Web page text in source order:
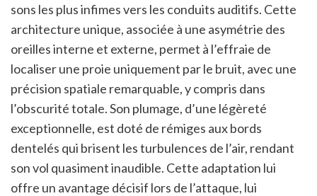
sons les plus infimes vers les conduits auditifs. Cette
architecture unique, associée à une asymétrie des
oreilles interne et externe, permet à l’effraie de
localiser une proie uniquement par le bruit, avec une
précision spatiale remarquable, y compris dans
l’obscurité totale. Son plumage, d’une légèreté
exceptionnelle, est doté de rémiges aux bords
dentelés qui brisent les turbulences de l’air, rendant
son vol quasiment inaudible. Cette adaptation lui
offre un avantage décisif lors de l’attaque, lui